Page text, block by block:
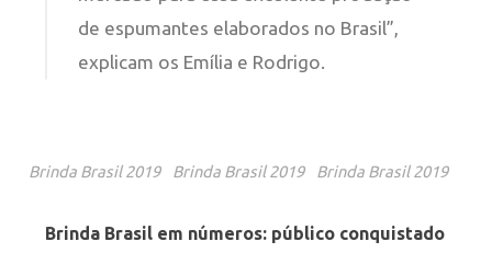
de espumantes elaborados no Brasil”,
explicam os Emília e Rodrigo.
Brinda Brasil 2019 Brinda Brasil 2019 Brinda Brasil 2019
Brinda Brasil em números: público conquistado